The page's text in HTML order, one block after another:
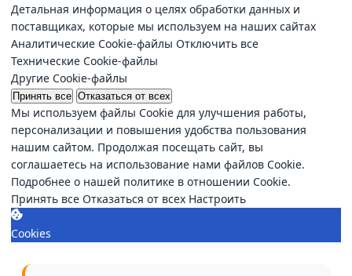
Детальная информация о целях обработки данных и
поставщиках, которые мы используем на наших сайтах
Аналитические Cookie-файлы Отключить все
Технические Cookie-файлы
Другие Cookie-файлы
Принять все Отказаться от всех
Мы используем файлы Cookie для улучшения работы,
персонализации и повышения удобства пользования
нашим сайтом. Продолжая посещать сайт, вы
соглашаетесь на использование нами файлов Cookie.
Подробнее о нашей политике в отношении Cookie.
Принять все Отказаться от всех Настроить
Cookies